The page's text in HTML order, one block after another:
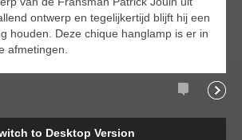
ontwerp en tegelijkertijd blijft hij een
houden. Deze chique hanglamp is er in
afmetingen.
Comments
to Desktop Version